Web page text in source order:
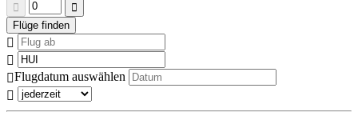
Flugdatum auswählen